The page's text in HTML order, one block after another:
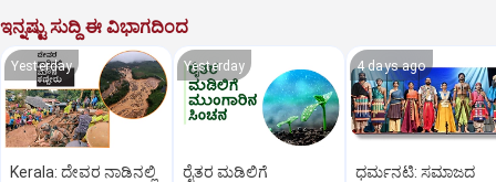
ಇನ್ನಷ್ಟು ಸುದ್ದಿ ಈ ವಿಭಾಗದಿಂದ
Yesterday
Kerala: ದೇವರ ನಾಡಿನಲ್ಲಿ
Yesterday
ರೈತರ ಮಡಿಲಿಗೆ
4 days ago
ಧರ್ಮನಟಿ: ಸಮಾಜದ